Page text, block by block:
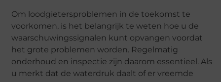
Om loodgietersproblemen in de toekomst te
voorkomen, is het belangrijk te weten hoe u de
waarschuwingssignalen kunt opvangen voordat
het grote problemen worden. Regelmatig
onderhoud en inspectie zijn daarom essentieel. Als
u merkt dat de waterdruk daalt of er vreemde